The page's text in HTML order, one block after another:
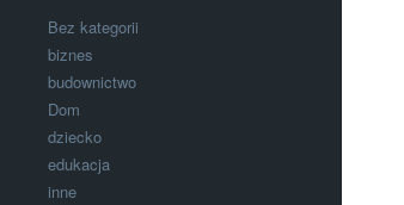
Bez kategorii
biznes
budownictwo
Dom
dziecko
edukacja
inne